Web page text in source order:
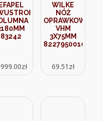
EFAPEL
83242
zł
WILKE
NÓŻ
OPRAWKOWY
VHM
3X75MM
8227950010
69.51 zł